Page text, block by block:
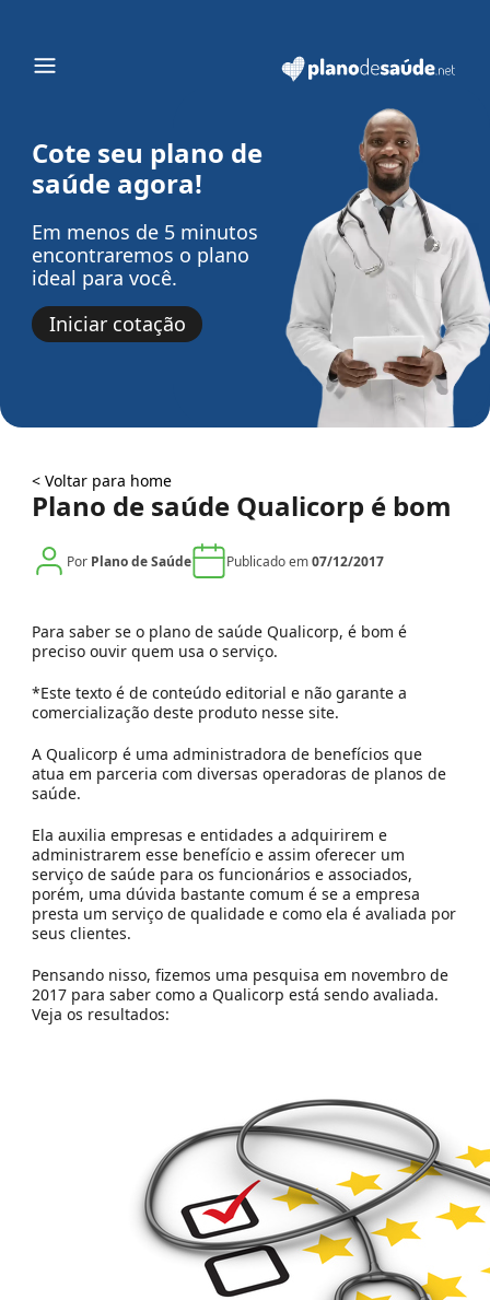
Cote seu plano de
saúde agora!
Em menos de 5 minutos
encontraremos o plano
ideal para você.
Iniciar cotação
< Voltar para home
Plano de saúde Qualicorp é bom
Por Plano de Saúde Publicado em07/12/2017
Para saber se o plano de saúde Qualicorp, é bom é
preciso ouvir quem usa o serviço.
*Este texto é de conteúdo editorial e não garante a
comercialização deste produto nesse site.
A Qualicorp é uma administradora de benefícios que
atua em parceria com diversas operadoras de planos de
saúde.
Ela auxilia empresas e entidades a adquirirem e
administrarem esse benefício e assim oferecer um
serviço de saúde para os funcionários e associados,
porém, uma dúvida bastante comum é se a empresa
presta um serviço de qualidade e como ela é avaliada por
seus clientes.
Pensando nisso, fizemos uma pesquisa em novembro de
2017 para saber como a Qualicorp está sendo avaliada.
Veja os resultados: